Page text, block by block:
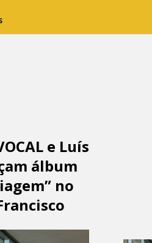
e Luís
álbum
no